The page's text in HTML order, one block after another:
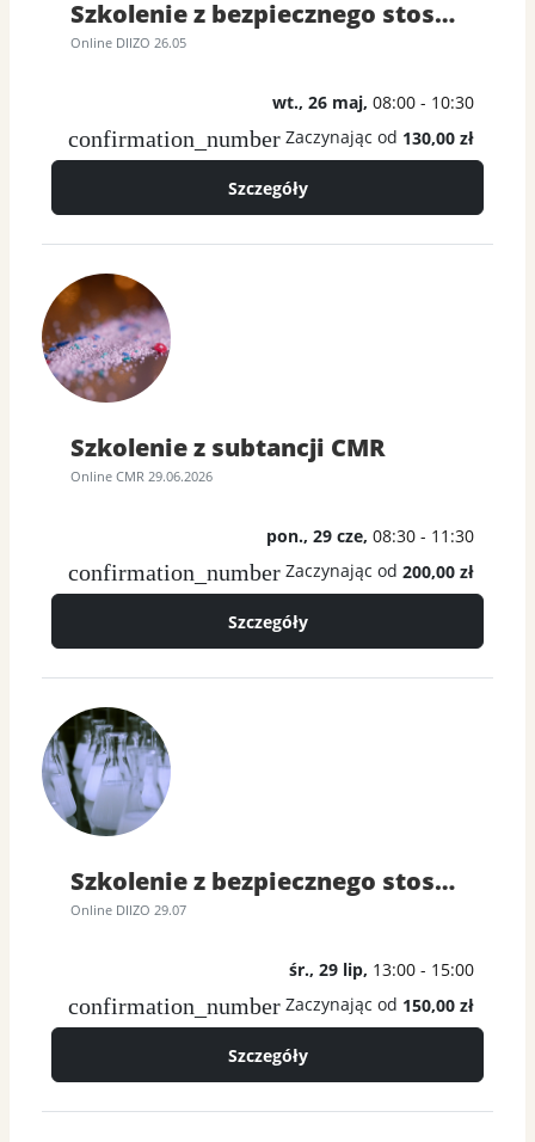
Szkolenie z bezpiecznego stosowania diizocyjanianów
Online DIIZO 26.05
wt., 26 maj, 08:00 - 10:30
confirmation_number Zaczynając od 130,00 zł
Szczegóły
Szkolenie z subtancji CMR
Online CMR 29.06.2026
pon., 29 cze, 08:30 - 11:30
confirmation_number Zaczynając od 200,00 zł
Szczegóły
Szkolenie z bezpiecznego stosowania diizocyjanianów
Online DIIZO 29.07
śr., 29 lip, 13:00 - 15:00
confirmation_number Zaczynając od 150,00 zł
Szczegóły